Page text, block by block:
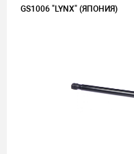
GS1006 "LYNX" (ЯПОНИЯ)